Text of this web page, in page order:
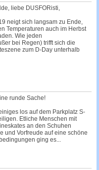
liebe DUSFORisti,
neigt sich langsam zu Ende,
Temperaturen auch im Herbst
Wie jeden
bei Regen) trifft sich die
zum D-Day unterhalb
runde Sache!
los auf dem Parkplatz S-
Etliche Menschen mit
an den Schuhen
und Vorfreude auf eine schöne
ging es...